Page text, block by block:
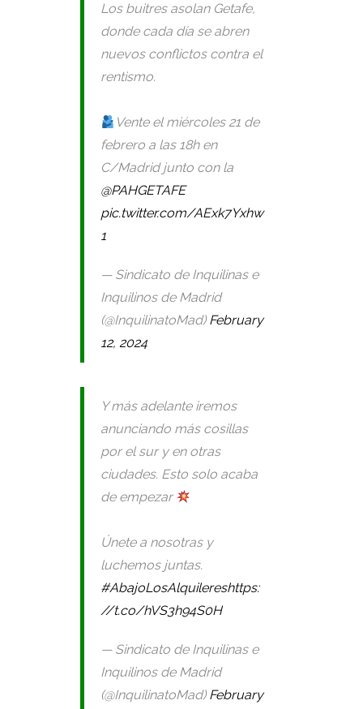
Los buitres asolan Getafe,
donde cada día se abren
nuevos conflictos contra el
rentismo.
Vente el miércoles 21 de
febrero a las 18h en
C/Madrid junto con la
@PAHGETAFE
pic.twitter.com/AExk7Yxhw
1
— Sindicato de Inquilinas e
Inquilinos de Madrid
(@InquilinatoMad) February
12, 2024
Y más adelante iremos
anunciando más cosillas
por el sur y en otras
ciudades. Esto solo acaba
de empezar
Únete a nosotras y
luchemos juntas.
#AbajoLosAlquilereshttps:
//t.co/hVS3h94S0H
— Sindicato de Inquilinas e
Inquilinos de Madrid
(@InquilinatoMad) February